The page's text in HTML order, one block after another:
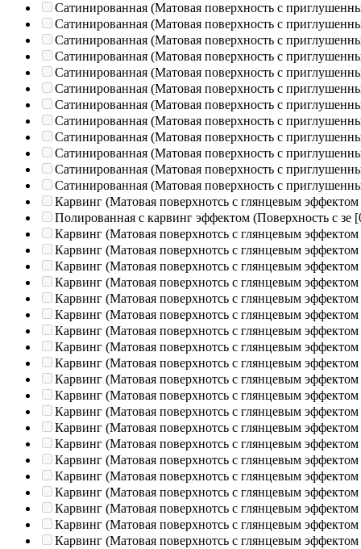
Сатинированная (Матовая поверхность с
Сатинированная (Матовая поверхность с
Сатинированная (Матовая поверхность с
Сатинированная (Матовая поверхность с
Сатинированная (Матовая поверхность с
Сатинированная (Матовая поверхность с
Сатинированная (Матовая поверхность с
Сатинированная (Матовая поверхность с
Сатинированная (Матовая поверхность с
Сатинированная (Матовая поверхность с
Сатинированная (Матовая поверхность с
Сатинированная (Матовая поверхность с
Карвинг (Матовая поверхнотсь с глянцевым эффектом
Полированная c карвинг эффектом (Поверхность с зе
Карвинг (Матовая поверхнотсь с глянцевым эффектом
Карвинг (Матовая поверхнотсь с глянцевым эффектом
Карвинг (Матовая поверхнотсь с глянцевым эффектом
Карвинг (Матовая поверхнотсь с глянцевым эффектом
Карвинг (Матовая поверхнотсь с глянцевым эффектом
Карвинг (Матовая поверхнотсь с глянцевым эффектом
Карвинг (Матовая поверхнотсь с глянцевым эффектом
Карвинг (Матовая поверхнотсь с глянцевым эффектом
Карвинг (Матовая поверхнотсь с глянцевым эффектом
Карвинг (Матовая поверхнотсь с глянцевым эффектом
Карвинг (Матовая поверхнотсь с глянцевым эффектом
Карвинг (Матовая поверхнотсь с глянцевым эффектом
Карвинг (Матовая поверхнотсь с глянцевым эффектом
Карвинг (Матовая поверхнотсь с глянцевым эффектом
Карвинг (Матовая поверхнотсь с глянцевым эффектом
Карвинг (Матовая поверхнотсь с глянцевым эффектом
Карвинг (Матовая поверхнотсь с глянцевым эффектом
Карвинг (Матовая поверхнотсь с глянцевым эффектом
Карвинг (Матовая поверхнотсь с глянцевым эффектом
Карвинг (Матовая поверхнотсь с глянцевым эффектом